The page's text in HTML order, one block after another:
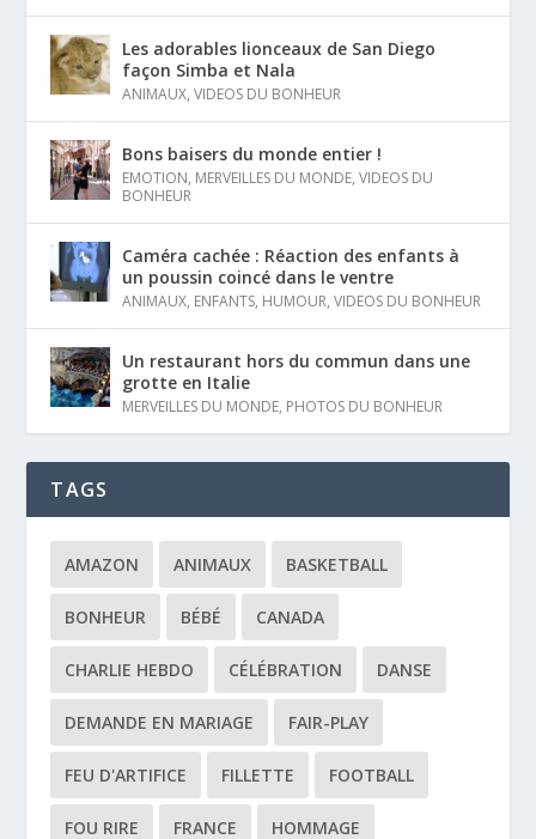
Les adorables lionceaux de San Diego
façon Simba et Nala
ANIMAUX,VIDEOS DU BONHEUR
Bons baisers du monde entier !
EMOTION, MERVEILLES DU MONDE,VIDEOS DU
BONHEUR
Caméra cachée : Réaction des enfants à
un poussin coincé dans le ventre
ANIMAUX, ENFANTS, HUMOUR,VIDEOS DU BONHEUR
Un restaurant hors du commun dans une
grotte en Italie
MERVEILLES DU MONDE, PHOTOS DU BONHEUR
TAGS
AMAZON ANIMAUX BASKETBALL
BONHEUR BÉBÉ CANADA
CHARLIE HEBDO CÉLÉBRATION DANSE
DEMANDE EN MARIAGE FAIR-PLAY
FEU D'ARTIFICE FILLETTE FOOTBALL
FOU RIRE FRANCE HOMMAGE